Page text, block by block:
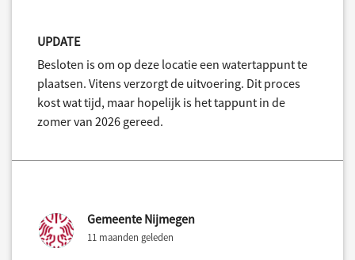
UPDATE
Besloten is om op deze locatie een watertappunt te
plaatsen. Vitens verzorgt de uitvoering. Dit proces
kost wat tijd, maar hopelijk is het tappunt in de
zomer van 2026 gereed.
Gemeente Nijmegen
11 maanden geleden